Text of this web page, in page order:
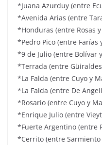
*Juana Azurduy (entre
*Avenida Arias (entre
*Honduras (entre Rosas
*Pedro Pico (entre Farías
*9 de Julio (entre Bolívar
*Terrada (entre
*La Falda (entre Cuyo y
*La Falda (entre De
*Rosario (entre Cuyo y
*Enrique Julio (entre
*Fuerte Argentino (entre
*Cerrito (entre Sarmiento